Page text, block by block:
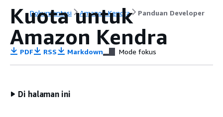
Dokumentasi Amazon Kendra Panduan Developer
Kuota untuk
Amazon Kendra
PDF RSS Markdown Mode fokus
Di halaman ini